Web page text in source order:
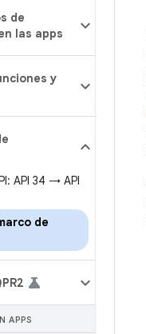
de
las apps
y
API 34 → API
de
APPS